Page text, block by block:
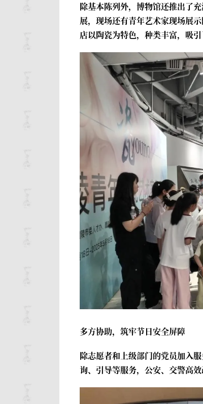
除基本陈列外，博物馆还推出了
展，现场还有青年艺术家现场展
店以陶瓷为特色，种类丰富，吸引
多方协助，筑牢节日安全屏障
除志愿者和上级部门的党员加入
询、引导等服务，公安、交警高